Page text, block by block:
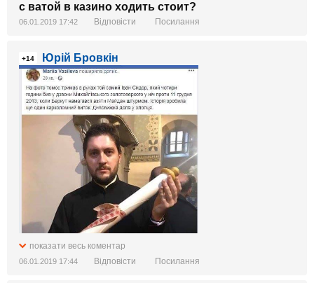
с ватой в казино ходить стоит?
06.01.2019 17:42 Відповісти Посилання
+14 Юрій Бровкін
показати весь коментар
06.01.2019 17:44 Відповісти Посилання